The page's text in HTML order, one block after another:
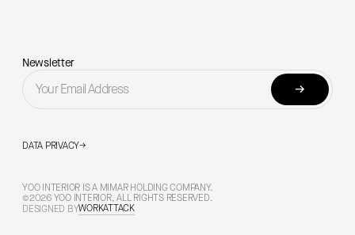
Newsletter
→
DATA PRIVACY→
YOO INTERIOR IS A MIMAR HOLDING COMPANY.
©2026 YOO INTERIOR, ALL RIGHTS RESERVED.
DESIGNED BYWORKATTACK